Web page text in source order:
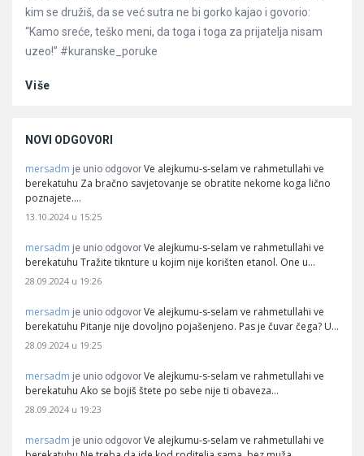
kim se družiš, da se već sutra ne bi gorko kajao i govorio:
“Kamo sreće, teško meni, da toga i toga za prijatelja nisam
uzeo!” #kuranske_poruke
Više
NOVI ODGOVORI
mersadm je unio odgovor Ve alejkumu-s-selam ve rahmetullahi ve
berekatuhu Za bračno savjetovanje se obratite nekome koga lično
poznajete.…
13.10.2024 u 15:25
mersadm je unio odgovor Ve alejkumu-s-selam ve rahmetullahi ve
berekatuhu Tražite tiknture u kojim nije korišten etanol. One u…
28.09.2024 u 19:26
mersadm je unio odgovor Ve alejkumu-s-selam ve rahmetullahi ve
berekatuhu Pitanje nije dovoljno pojašenjeno. Pas je čuvar čega? U…
28.09.2024 u 19:25
mersadm je unio odgovor Ve alejkumu-s-selam ve rahmetullahi ve
berekatuhu Ako se bojiš štete po sebe nije ti obaveza…
28.09.2024 u 19:23
mersadm je unio odgovor Ve alejkumu-s-selam ve rahmetullahi ve